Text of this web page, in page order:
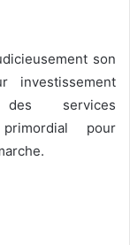
son
investissement
des services
pour